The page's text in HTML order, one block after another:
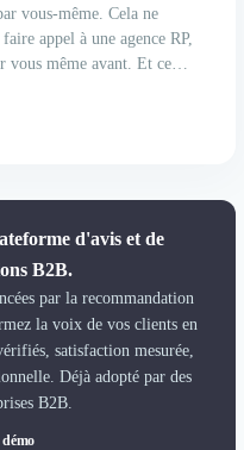
vous-même. Cela ne
appel à une agence RP,
vous même avant. Et ce
d'avis et de
B2B.
par la recommandation
la voix de vos clients en
satisfaction mesurée,
Déjà adopté par des
B2B.